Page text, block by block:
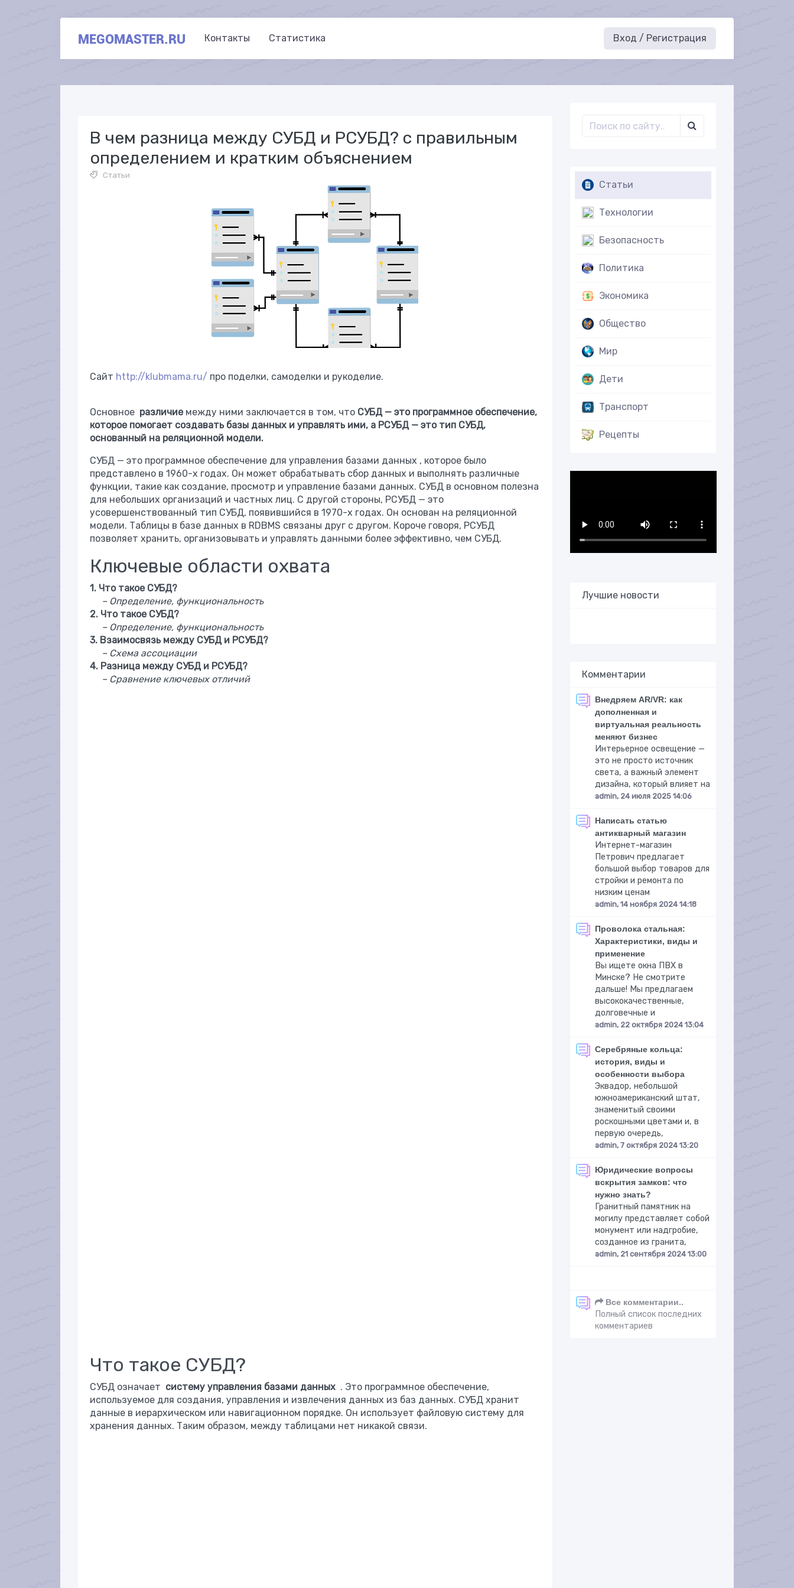
MEGOMASTER.RU Контакты Статистика Вход / Регистрация
В чем разница между СУБД и РСУБД? с правильным
определением и кратким объяснением
Статьи
Сайт http://klubmama.ru/ про поделки, самоделки и рукоделие.
Основное различиемежду ними заключается в том, что СУБД— это программное обеспечение,
которое помогает создавать базы данных и управлять ими, а РСУБД — это тип СУБД,
основанный на реляционной модели.
СУБД — это программное обеспечение для управления базами данных , которое было
представлено в 1960-х годах. Он может обрабатывать сбор данных и выполнять различные
функции, такие как создание, просмотр и управление базами данных. СУБД в основном полезна
для небольших организаций и частных лиц. С другой стороны, РСУБД — это
усовершенствованный тип СУБД, появившийся в 1970-х годах. Он основан на реляционной
модели. Таблицы в базе данных в RDBMS связаны друг с другом. Короче говоря, РСУБД
позволяет хранить, организовывать и управлять данными более эффективно, чем СУБД.
Ключевые области охвата
1. Что такое СУБД?
– Определение, функциональность
2. Что такое СУБД?
– Определение, функциональность
3. Взаимосвязь между СУБД и РСУБД?
– Схема ассоциации
4. Разница между СУБД и РСУБД?
– Сравнение ключевых отличий
Что такое СУБД?
СУБД означает систему управления базами данных . Это программное обеспечение,
используемое для создания, управления и извлечения данных из баз данных. СУБД хранит
данные в иерархическом или навигационном порядке. Он использует файловую систему для
хранения данных. Таким образом, между таблицами нет никакой связи.
Статьи
Технологии
Безопасность
Политика
Экономика
Общество
Мир
Дети
Транспорт
Рецепты
Лучшие новости
Комментарии
Внедряем AR/VR: как
дополненная и
виртуальная реальность
меняют бизнес
Интерьерное освещение —
это не просто источник
света, а важный элемент
дизайна, который влияет на
admin, 24 июля 2025 14:06
Написать статью
антикварный магазин
Интернет-магазин
Петрович предлагает
большой выбор товаров для
стройки и ремонта по
низким ценам
admin, 14 ноября 2024 14:18
Проволока стальная:
Характеристики, виды и
применение
Вы ищете окна ПВХ в
Минске? Не смотрите
дальше! Мы предлагаем
высококачественные,
долговечные и
admin, 22 октября 2024 13:04
Серебряные кольца:
история, виды и
особенности выбора
Эквадор, небольшой
южноамериканский штат,
знаменитый своими
роскошными цветами и, в
первую очередь,
admin, 7 октября 2024 13:20
Юридические вопросы
вскрытия замков: что
нужно знать?
Гранитный памятник на
могилу представляет собой
монумент или надгробие,
созданное из гранита,
admin, 21 сентября 2024 13:00
Все комментарии..
Полный список последних
комментариев